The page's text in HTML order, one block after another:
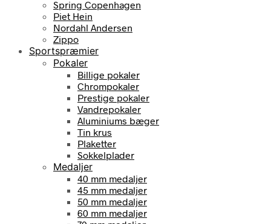
Spring Copenhagen
Piet Hein
Nordahl Andersen
Zippo
Sportspræmier
Pokaler
Billige pokaler
Chrompokaler
Prestige pokaler
Vandrepokaler
Aluminiums bæger
Tin krus
Plaketter
Sokkelplader
Medaljer
40 mm medaljer
45 mm medaljer
50 mm medaljer
60 mm medaljer